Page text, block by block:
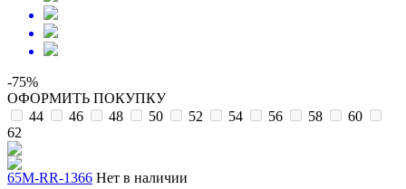
-75%
ОФОРМИТЬ ПОКУПКУ
44
46 48 50 52 54 56 58
60
62
65M-RR-1366 Нет в наличии